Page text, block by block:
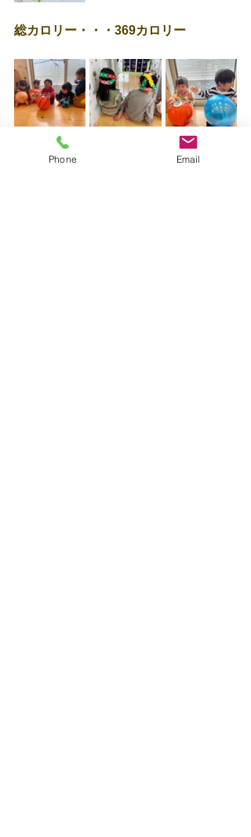
総カロリー・・・369カロリー
来週もたくさん遊ぼうね🌼
Phone Email